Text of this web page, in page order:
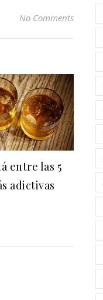
No Comments
entre las 5
adictivas